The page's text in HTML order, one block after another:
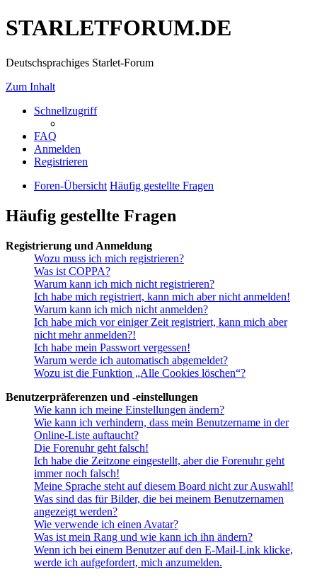
STARLETFORUM.DE
Deutschsprachiges Starlet-Forum
Zum Inhalt
Schnellzugriff
FAQ
Anmelden
Registrieren
Foren-Übersicht Häufig gestellte Fragen
Häufig gestellte Fragen
Registrierung und Anmeldung
Wozu muss ich mich registrieren?
Was ist COPPA?
Warum kann ich mich nicht registrieren?
Ich habe mich registriert, kann mich aber nicht anmelden!
Warum kann ich mich nicht anmelden?
Ich habe mich vor einiger Zeit registriert, kann mich aber
nicht mehr anmelden?!
Ich habe mein Passwort vergessen!
Warum werde ich automatisch abgemeldet?
Wozu ist die Funktion „Alle Cookies löschen“?
Benutzerpräferenzen und -einstellungen
Wie kann ich meine Einstellungen ändern?
Wie kann ich verhindern, dass mein Benutzername in der
Online-Liste auftaucht?
Die Forenuhr geht falsch!
Ich habe die Zeitzone eingestellt, aber die Forenuhr geht
immer noch falsch!
Meine Sprache steht auf diesem Board nicht zur Auswahl!
Was sind das für Bilder, die bei meinem Benutzernamen
angezeigt werden?
Wie verwende ich einen Avatar?
Was ist mein Rang und wie kann ich ihn ändern?
Wenn ich bei einem Benutzer auf den E-Mail-Link klicke,
werde ich aufgefordert, mich anzumelden.